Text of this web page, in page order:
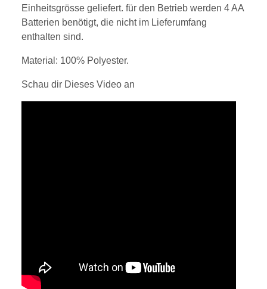
Einheitsgrösse geliefert. für den Betrieb werden 4 AA
Batterien benötigt, die nicht im Lieferumfang
enthalten sind.
Material: 100% Polyester.
Schau dir Dieses Video an